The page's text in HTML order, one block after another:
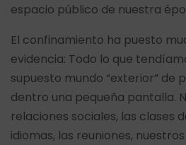
espacio público de nuestra
El confinamiento ha puesto
evidencia: Todo lo que
supuesto mundo “exterior” de
dentro una pequeña pantalla.
relaciones sociales, las clases
idiomas, las reuniones,